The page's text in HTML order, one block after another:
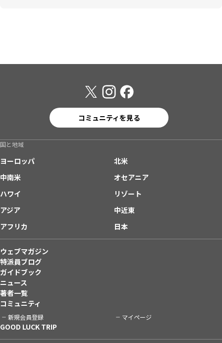
コミュニティを見る
国と地域
ヨーロッパ
北米
中南米
オセアニア
ハワイ
リゾート
アジア
中近東
アフリカ
日本
ウェブマガジン
特派員ブログ
ガイドブック
ニュース
著者一覧
コミュニティ
新規会員登録 マイページ
GOOD LUCK TRIP